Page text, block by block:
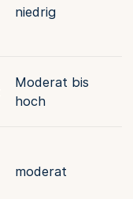
niedrig
Moderat bis
hoch
moderat